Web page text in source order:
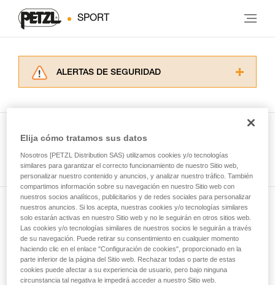
SPORT
ALERTAS DE SEGURIDAD
Dominar estas técnicas requiere una formación
y un entrenamiento específico. Confirme a
través de un profesional su capacidad para
ejecutar estas técnicas, solo y con total
seguridad, antes de ejecutarlas de forma
autónoma.
Damos ejemplos de técnicas relacionadas con
su actividad. Pueden existir otras que no
describimos aquí.
Ver todas las técnicas
Suscríbase al boletín
y mantente conectado con nuestras noticias
Email *
Elija cómo tratamos sus datos
Nosotros [PETZL Distribution SAS) utilizamos cookies y/o tecnologías
similares para garantizar el correcto funcionamiento de nuestro Sitio web,
personalizar nuestro contenido y anuncios, y analizar nuestro tráfico. También
compartimos información sobre su navegación en nuestro Sitio web con
nuestros socios analíticos, publicitarios y de redes sociales para personalizar
nuestros anuncios. Si los acepta, nuestras cookies y/o tecnologías similares
solo estarán activas en nuestro Sitio web y no le seguirán en otros sitios web.
Las cookies y/o tecnologías similares de nuestros socios le seguirán a través
de su navegación. Puede retirar su consentimiento en cualquier momento
haciendo clic en el enlace "Configuración de cookies", proporcionado en la
parte inferior de la página del Sitio web. Rechazar todas o parte de estas
cookies puede afectar a su experiencia de usuario, pero bajo ninguna
circunstancia tal negativa le impedirá acceder a nuestro Sitio web.